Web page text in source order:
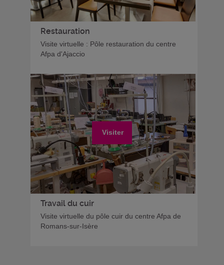
Restauration
Visite virtuelle : Pôle restauration du centre
Afpa d'Ajaccio
Visiter
Travail du cuir
Visite virtuelle du pôle cuir du centre Afpa de
Romans-sur-Isère